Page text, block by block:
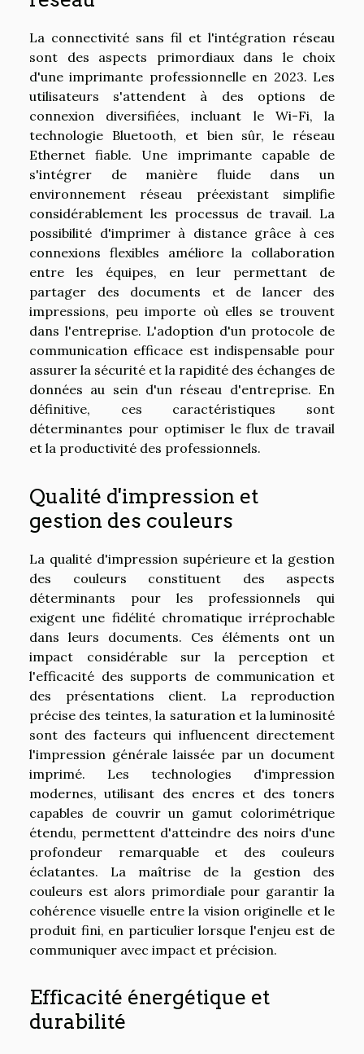
La connectivité sans fil et l'intégration réseau
sont des aspects primordiaux dans le choix
d'une imprimante professionnelle en 2023. Les
utilisateurs s'attendent à des options de
connexion diversifiées, incluant le Wi-Fi, la
technologie Bluetooth, et bien sûr, le réseau
Ethernet fiable. Une imprimante capable de
s'intégrer de manière fluide dans un
environnement réseau préexistant simplifie
considérablement les processus de travail. La
possibilité d'imprimer à distance grâce à ces
connexions flexibles améliore la collaboration
entre les équipes, en leur permettant de
partager des documents et de lancer des
impressions, peu importe où elles se trouvent
dans l'entreprise. L'adoption d'un protocole de
communication efficace est indispensable pour
assurer la sécurité et la rapidité des échanges de
données au sein d'un réseau d'entreprise. En
définitive, ces caractéristiques sont
déterminantes pour optimiser le flux de travail
et la productivité des professionnels.
Qualité d'impression et
gestion des couleurs
La qualité d'impression supérieure et la gestion
des couleurs constituent des aspects
déterminants pour les professionnels qui
exigent une fidélité chromatique irréprochable
dans leurs documents. Ces éléments ont un
impact considérable sur la perception et
l'efficacité des supports de communication et
des présentations client. La reproduction
précise des teintes, la saturation et la luminosité
sont des facteurs qui influencent directement
l'impression générale laissée par un document
imprimé. Les technologies d'impression
modernes, utilisant des encres et des toners
capables de couvrir un gamut colorimétrique
étendu, permettent d'atteindre des noirs d'une
profondeur remarquable et des couleurs
éclatantes. La maîtrise de la gestion des
couleurs est alors primordiale pour garantir la
cohérence visuelle entre la vision originelle et le
produit fini, en particulier lorsque l'enjeu est de
communiquer avec impact et précision.
Efficacité énergétique et
durabilité